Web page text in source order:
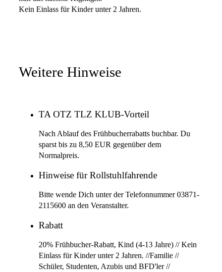
Kein Einlass für Kinder unter 2 Jahren.
Weitere Hinweise
TA OTZ TLZ KLUB-Vorteil
Nach Ablauf des Frühbucherrabatts buchbar. Du
sparst bis zu 8,50 EUR gegenüber dem
Normalpreis.
Hinweise für Rollstuhlfahrende
Bitte wende Dich unter der Telefonnummer 03871-
2115600 an den Veranstalter.
Rabatt
20% Frühbucher-Rabatt, Kind (4-13 Jahre) // Kein
Einlass für Kinder unter 2 Jahren. //Familie //
Schüler, Studenten, Azubis und BFD'ler //